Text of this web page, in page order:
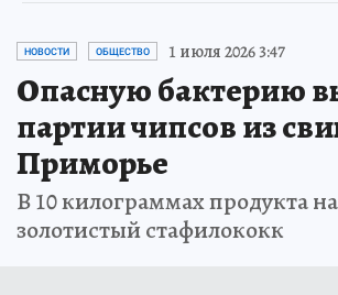
НОВОСТИ ОБЩЕСТВО 1 июля 2026 3:47
Опасную бактерию
партии чипсов из
Приморье
В 10 килограммах продукта
золотистый стафилококк